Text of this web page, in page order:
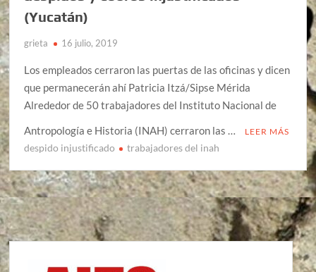
(Yucatán)
grieta 16 julio, 2019
Los empleados cerraron las puertas de las oficinas y dicen
que permanecerán ahí Patricia Itzá/Sipse Mérida
Alrededor de 50 trabajadores del Instituto Nacional de
Antropología e Historia (INAH) cerraron las …
LEER MÁS
despido injustificado trabajadores del inah